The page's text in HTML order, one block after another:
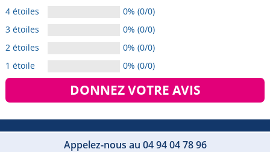
4 étoiles
0% (0/0)
3 étoiles
0% (0/0)
2 étoiles
0% (0/0)
1 étoile
0% (0/0)
DONNEZ VOTRE AVIS
Appelez-nous au 04 94 04 78 96